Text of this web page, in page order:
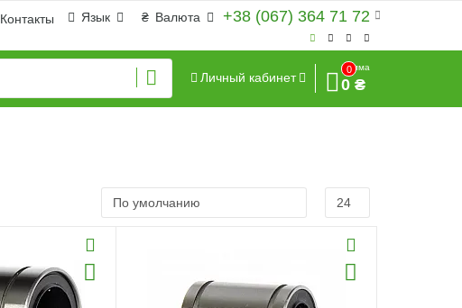
+38 (067) 364 71 72
₴ Валюта
Язык
Контакты
Личный кабинет
0
Сумма
0 ₴